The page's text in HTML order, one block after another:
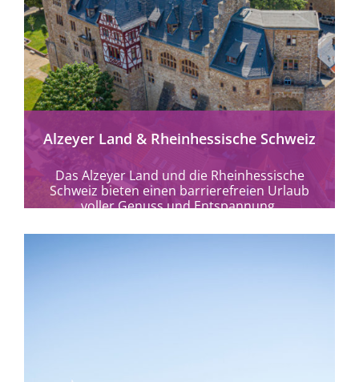
mehr erfahren
Alzeyer Land & Rheinhessische Schweiz
Das Alzeyer Land und die Rheinhessische
Schweiz bieten einen barrierefreien Urlaub
voller Genuss und Entspannung.